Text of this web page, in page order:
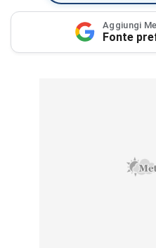
Aggiungi
Fonte